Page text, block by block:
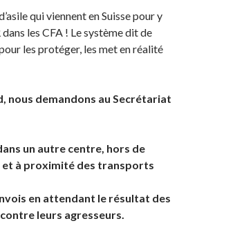
qui viennent en Suisse pour y
les CFA ! Le système dit de
les protéger, les met en réalité
nous demandons au Secrétariat
un autre centre, hors de
à proximité des transports
en attendant le résultat des
leurs agresseurs.